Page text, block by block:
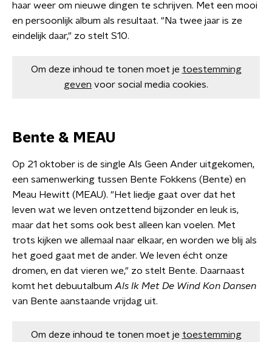
haar weer om nieuwe dingen te schrijven. Met een mooi
en persoonlijk album als resultaat. "Na twee jaar is ze
eindelijk daar," zo stelt S10.
Om deze inhoud te tonen moet je toestemming
geven voor social media cookies.
Bente & MEAU
Op 21 oktober is de single Als Geen Ander uitgekomen,
een samenwerking tussen Bente Fokkens (Bente) en
Meau Hewitt (MEAU). "Het liedje gaat over dat het
leven wat we leven ontzettend bijzonder en leuk is,
maar dat het soms ook best alleen kan voelen. Met
trots kijken we allemaal naar elkaar, en worden we blij als
het goed gaat met de ander. We leven écht onze
dromen, en dat vieren we," zo stelt Bente. Daarnaast
komt het debuutalbum Als Ik Met De Wind Kon Dansen
van Bente aanstaande vrijdag uit.
Om deze inhoud te tonen moet je toestemming